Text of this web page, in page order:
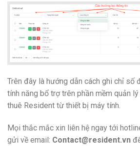
Trên đây là hướng dẫn cách ghi chỉ số
tính năng bổ trợ trên phần mềm quản
thuê Resident từ thiết bị máy tính.
Mọi thắc mắc xin liên hệ ngay tới
gửi về email: Contact@resident.vn